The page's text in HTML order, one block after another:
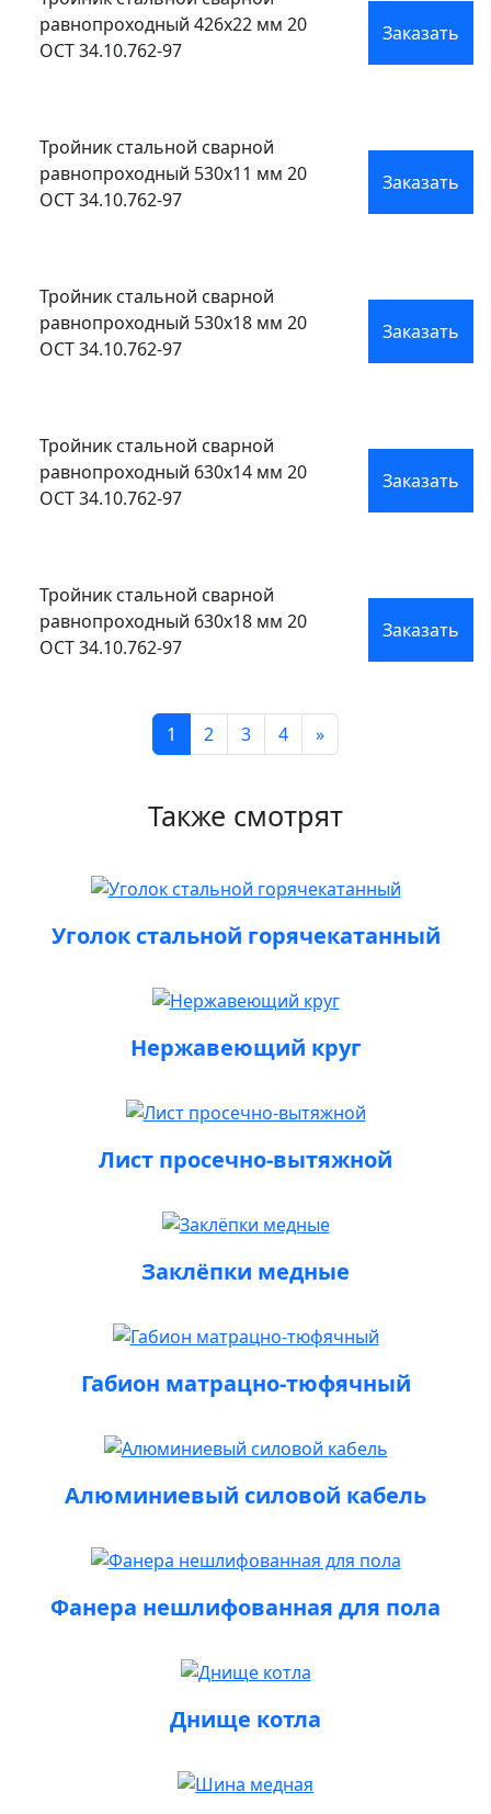
равнопроходный 426x22 мм 20
ОСТ 34.10.762-97
Заказать
Тройник стальной сварной
равнопроходный 530x11 мм 20
ОСТ 34.10.762-97
Заказать
Тройник стальной сварной
равнопроходный 530x18 мм 20
ОСТ 34.10.762-97
Заказать
Тройник стальной сварной
равнопроходный 630x14 мм 20
ОСТ 34.10.762-97
Заказать
Тройник стальной сварной
равнопроходный 630x18 мм 20
ОСТ 34.10.762-97
Заказать
1 2 3 4 »
Также смотрят
Уголок стальной горячекатанный
Нержавеющий круг
Лист просечно-вытяжной
Заклёпки медные
Габион матрацно-тюфячный
Алюминиевый силовой кабель
Фанера нешлифованная для пола
Днище котла